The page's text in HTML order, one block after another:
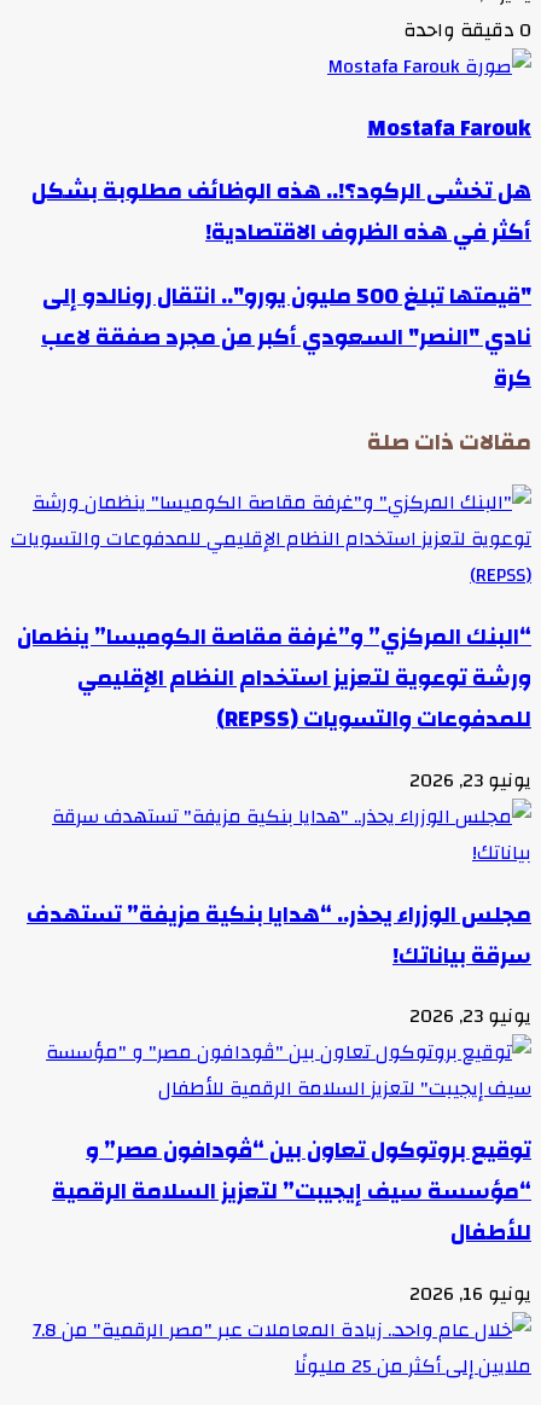
0 دقيقة واحدة
Mostafa Farouk
هل تخشى الركود؟!.. هذه الوظائف مطلوبة بشكل
أكثر في هذه الظروف الاقتصادية!‏
"قيمتها تبلغ 500 مليون يورو".. انتقال رونالدو إلى
نادي "النصر" السعودي أكبر من مجرد صفقة لاعب
كرة
مقالات ذات صلة
“البنك المركزي” و”غرفة مقاصة الكوميسا” ينظمان
ورشة توعوية لتعزيز استخدام النظام الإقليمي
للمدفوعات والتسويات (REPSS)
يونيو 23, 2026
مجلس الوزراء يحذر.. “هدايا بنكية مزيفة” تستهدف
سرقة بياناتك!
يونيو 23, 2026
توقيع بروتوكول تعاون بين “ڤودافون مصر” و
“مؤسسة سيف إيجيبت” لتعزيز السلامة الرقمية
للأطفال
يونيو 16, 2026